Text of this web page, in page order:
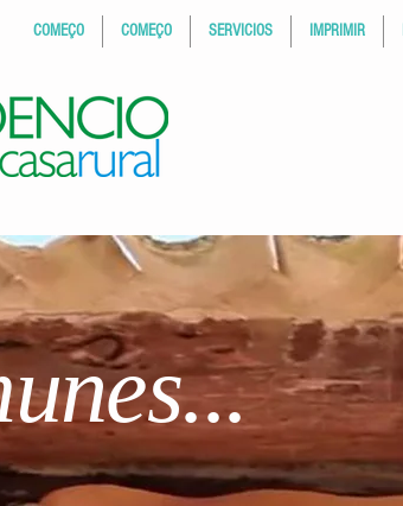
COMEÇO COMEÇO SERVICIOS IMPRIMIR